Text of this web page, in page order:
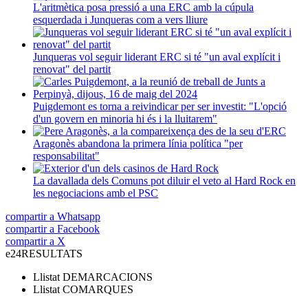
L'aritmètica posa pressió a una ERC amb la cúpula
esquerdada i Junqueras com a vers lliure
Junqueras vol seguir liderant ERC si té "un aval explícit i
renovat" del partit
Puigdemont es torna a reivindicar per ser investit: "L'opció
d'un govern en minoria hi és i la lluitarem"
Aragonès abandona la primera línia política "per
responsabilitat"
La davallada dels Comuns pot diluir el veto al Hard Rock en
les negociacions amb el PSC
compartir a Whatsapp
compartir a Facebook
compartir a X
e24RESULTATS
Llistat DEMARCACIONS
Llistat COMARQUES